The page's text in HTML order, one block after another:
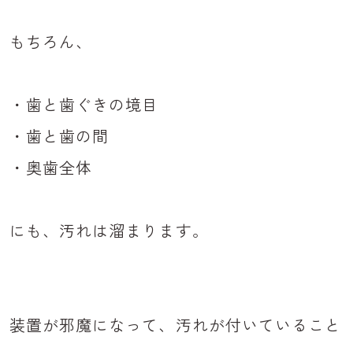
もちろん、
・歯と歯ぐきの境目
・歯と歯の間
・奥歯全体
にも、汚れは溜まります。
装置が邪魔になって、汚れが付いていること